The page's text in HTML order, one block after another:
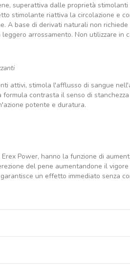
superattiva dalle proprietà
stimolante riattiva la circolazione e
A base di derivati naturali non
arrossamento. Non utilizzare in
attivi, stimola l'afflusso di sangue
formula contrasta il senso di
potente e duratura.
Power, hanno la funzione di
del pene aumentandone il
un effetto immediato senza